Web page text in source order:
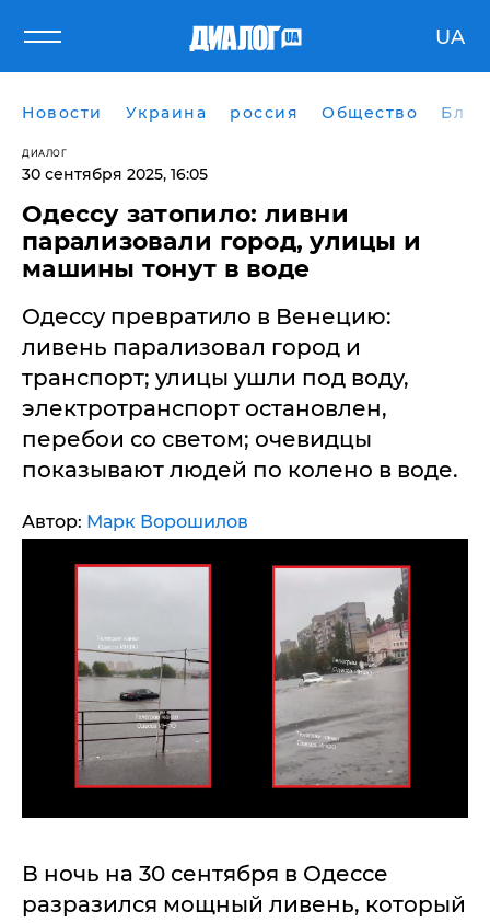
UA
Новости Украина россия Общество
ДИАЛОГ
30 сентября 2025, 16:05
​Одессу затопило: ливни
парализовали город, улицы и
машины тонут в воде
Одессу превратило в Венецию:
ливень парализовал город и
транспорт; улицы ушли под воду,
электротранспорт остановлен,
перебои со светом; очевидцы
показывают людей по колено в воде.
Автор: Марк Ворошилов
В ночь на 30 сентября в Одессе
разразился мощный ливень, который